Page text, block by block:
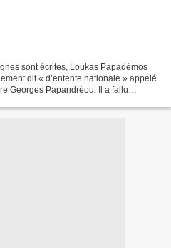
sont écrites, Loukas Papadémos
dit « d’entente nationale » appelé
Georges Papandréou. Il a fallu